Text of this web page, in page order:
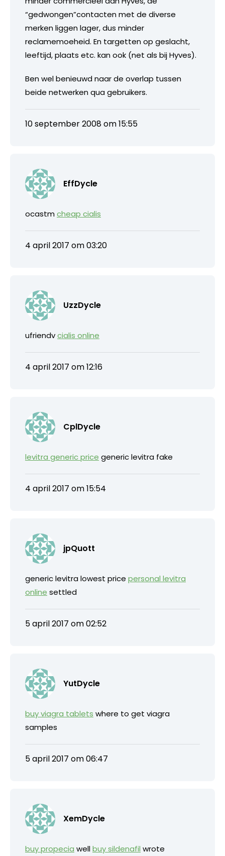
“gedwongen”contacten met de diverse
merken liggen lager, dus minder
reclamemoeheid. En targetten op geslacht,
leeftijd, plaats etc. kan ook (net als bij Hyves).
Ben wel benieuwd naar de overlap tussen
beide netwerken qua gebruikers.
10 september 2008 om 15:55
EffDycle
ocastmcheap cialis
4 april 2017 om 03:20
UzzDycle
ufriendvcialis online
4 april 2017 om 12:16
CplDycle
levitra generic price generic levitra fake
4 april 2017 om 15:54
jpQuott
generic levitra lowest price personal levitra
online settled
5 april 2017 om 02:52
YutDycle
buy viagra tablets where to get viagra
samples
5 april 2017 om 06:47
XemDycle
buy propecia wellbuy sildenafil wrote